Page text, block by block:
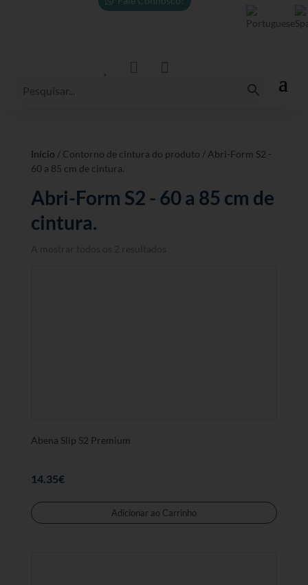
 
Início / Contorno de cintura do produto / Abri-Form S2 -
60 a 85 cm de cintura.
Abri-Form S2 - 60 a 85 cm de
cintura.
Abena Slip S2 Premium
14.35€
Adicionar ao Carrinho